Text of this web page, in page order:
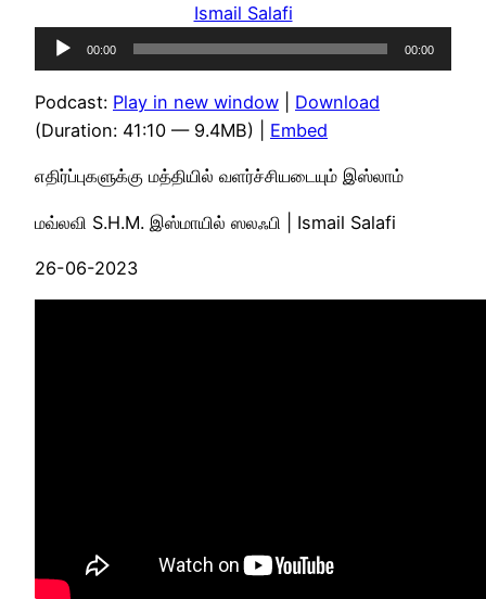
Ismail Salafi
Audio
Player
00:00 00:00
Podcast: Play in new window
Download
(Duration: 41:10 — 9.4MB) | Embed
எதிர்ப்புகளுக்கு மத்தியில் வளர்ச்சியடையும் இஸ்லாம்
மவ்லவி S.H.M. இஸ்மாயில் ஸலஃபி | Ismail Salafi
26-06-2023